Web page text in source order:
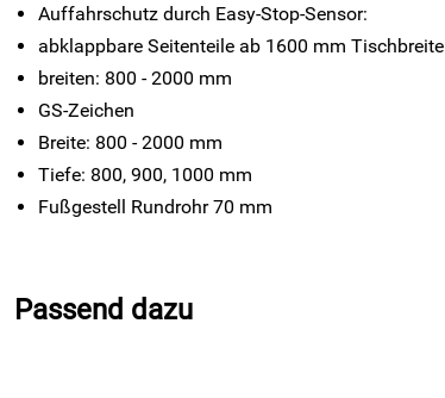
Auffahrschutz durch Easy-Stop-Sensor:
abklappbare Seitenteile ab 1600 mm Tischbreite
breiten: 800 - 2000 mm
GS-Zeichen
Breite: 800 - 2000 mm
Tiefe: 800, 900, 1000 mm
Fußgestell Rundrohr 70 mm
Passend dazu